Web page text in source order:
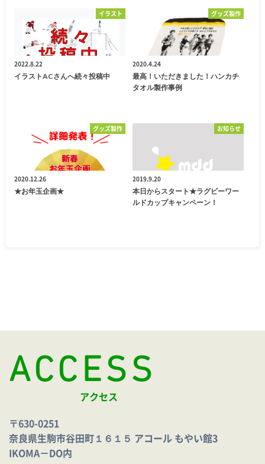
イラスト
2022.8.22
イラストACさんへ続々投稿中
グッズ製作
2020.4.24
最高！いただきました！ハンカチ
タオル製作事例
グッズ製作
2020.12.26
★お年玉企画★
お知らせ
2019.9.20
本日からスタート★ラグビーワー
ルドカップキャンペーン！
ACCESS
アクセス
〒630-0251
奈良県生駒市谷田町１６１５ アコール もやい館3
IKOMA－DO内